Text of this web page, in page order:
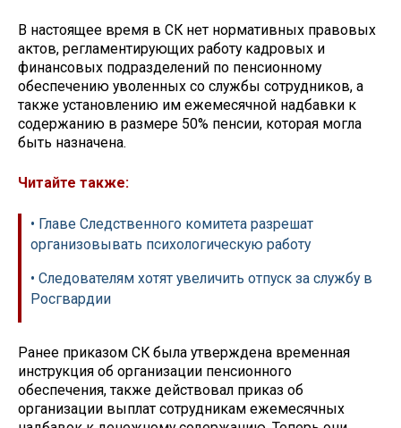
В настоящее время в СК нет нормативных правовых
актов, регламентирующих работу кадровых и
финансовых подразделений по пенсионному
обеспечению уволенных со службы сотрудников, а
также установлению им ежемесячной надбавки к
содержанию в размере 50% пенсии, которая могла
быть назначена.
Читайте также:
• Главе Следственного комитета разрешат
организовывать психологическую работу
• Следователям хотят увеличить отпуск за службу в
Росгвардии
Ранее приказом СК была утверждена временная
инструкция об организации пенсионного
обеспечения, также действовал приказ об
организации выплат сотрудникам ежемесячных